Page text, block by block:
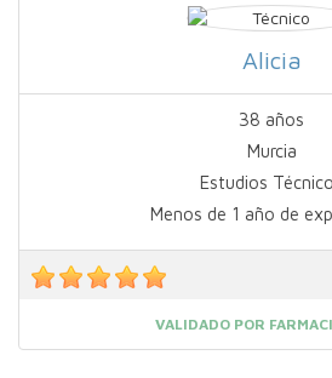
Alicia
38 años
Murcia
Estudios
Menos de 1 año de
VALIDADO POR